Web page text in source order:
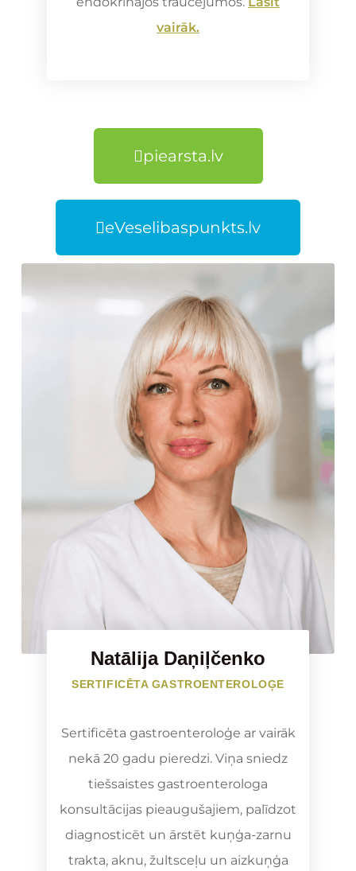
vairāk.
piearsta.lv
eVeselibaspunkts.lv
Natālija Daņiļčenko
SERTIFICĒTA GASTROENTEROLOĢE
Sertificēta gastroenteroloģe ar vairāk
nekā 20 gadu pieredzi. Viņa sniedz
tiešsaistes gastroenterologa
konsultācijas pieaugušajiem, palīdzot
diagnosticēt un ārstēt kuņģa-zarnu
trakta, aknu, žultsceļu un aizkuņģa